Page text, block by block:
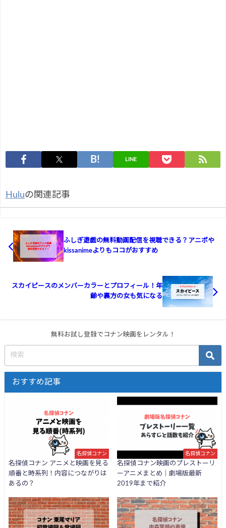
LINE
Huluの関連記事
ふしぎ遊戯の無料動画配信を視聴できる？アニポや
kissanimeよりもココがおすすめ
スカイピースのメンバーカラーとプロフィール！年
齢や裏方の女も気になる
無料お試し登録でコナン映画をレンタル！
おすすめ記事
名探偵コナン
名探偵コナン アニメと映画を見る
順番と時系列！内容につながりは
あるの？
名探偵コナン
名探偵コナン映画のプレストーリ
ーアニメまとめ｜劇場版最新
2019年まで紹介